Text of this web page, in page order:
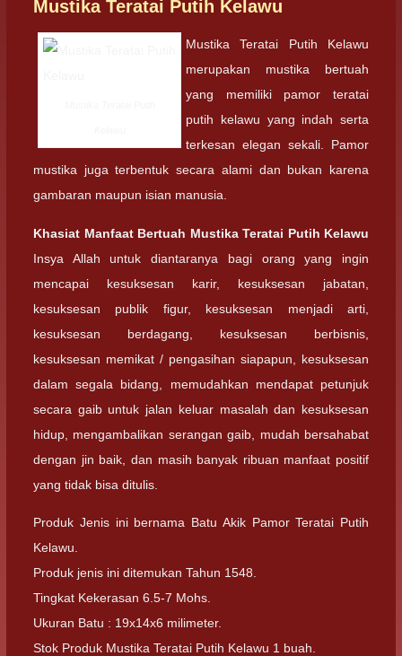
Mustika Teratai Putih Kelawu
Mustika Teratai Putih Kelawu
merupakan mustika bertuah
yang memiliki pamor teratai
putih kelawu yang indah serta
terkesan elegan sekali. Pamor
mustika juga terbentuk secara alami dan bukan karena
gambaran maupun isian manusia.
Khasiat Manfaat Bertuah Mustika Teratai Putih Kelawu
Insya Allah untuk diantaranya bagi orang yang ingin
mencapai kesuksesan karir, kesuksesan jabatan,
kesuksesan publik figur, kesuksesan menjadi arti,
kesuksesan berdagang, kesuksesan berbisnis,
kesuksesan memikat / pengasihan siapapun, kesuksesan
dalam segala bidang, memudahkan mendapat petunjuk
secara gaib untuk jalan keluar masalah dan kesuksesan
hidup, mengambalikan serangan gaib, mudah bersahabat
dengan jin baik, dan masih banyak ribuan manfaat positif
yang tidak bisa ditulis.
Produk Jenis ini bernama Batu Akik Pamor Teratai Putih
Kelawu.
Produk jenis ini ditemukan Tahun 1548.
Tingkat Kekerasan 6.5-7 Mohs.
Ukuran Batu : 19x14x6 milimeter.
Stok Produk Mustika Teratai Putih Kelawu 1 buah.